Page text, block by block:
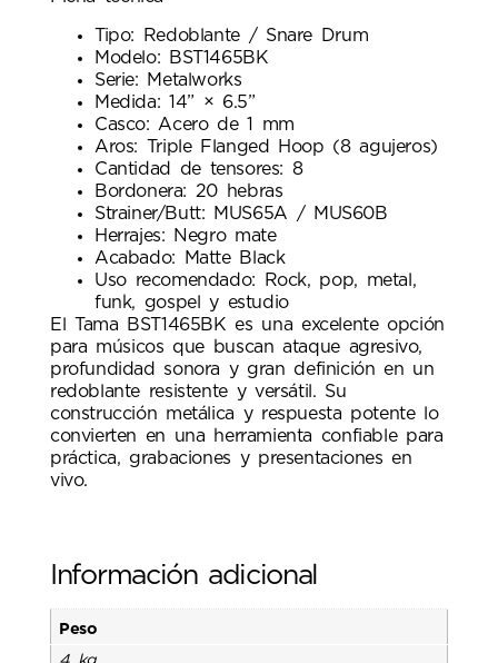
Tipo: Redoblante / Snare Drum
Modelo: BST1465BK
Serie: Metalworks
Medida: 14” × 6.5”
Casco: Acero de 1 mm
Aros: Triple Flanged Hoop (8 agujeros)
Cantidad de tensores: 8
Bordonera: 20 hebras
Strainer/Butt: MUS65A / MUS60B
Herrajes: Negro mate
Acabado: Matte Black
Uso recomendado: Rock, pop, metal,
funk, gospel y estudio
El Tama BST1465BK es una excelente opción
para músicos que buscan ataque agresivo,
profundidad sonora y gran definición en un
redoblante resistente y versátil. Su
construcción metálica y respuesta potente lo
convierten en una herramienta confiable para
práctica, grabaciones y presentaciones en
vivo.
Información adicional
Peso